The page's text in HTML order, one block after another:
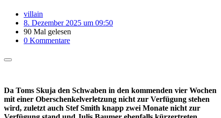
villain
8. Dezember 2025 um 09:50
90 Mal gelesen
0 Kommentare
Da Toms Skuja den Schwaben in den kommenden vier Wochen
mit einer Oberschenkelverletzung nicht zur Verfügung stehen
wird, zuletzt auch Stef Smith knapp zwei Monate nicht zur